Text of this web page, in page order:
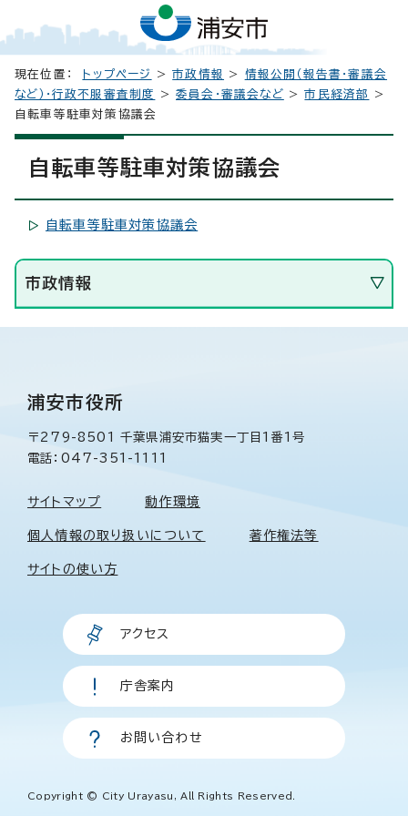
現在位置： トップページ >市政情報 > 情報公開（報告書・審議会
など）・行政不服審査制度
>委員会・審議会など >市民経済部
>
自転車等駐車対策協議会
自転車等駐車対策協議会
自転車等駐車対策協議会
市政情報
浦安市役所
〒279-8501 千葉県浦安市猫実一丁目1番1号
電話：047-351-1111
サイトマップ 動作環境
個人情報の取り扱いについて 著作権法等
サイトの使い方
アクセス
庁舎案内
お問い合わせ
Copyright © City Urayasu, All Rights Reserved.